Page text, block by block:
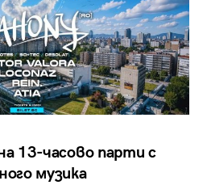
13-часово парти с
музика